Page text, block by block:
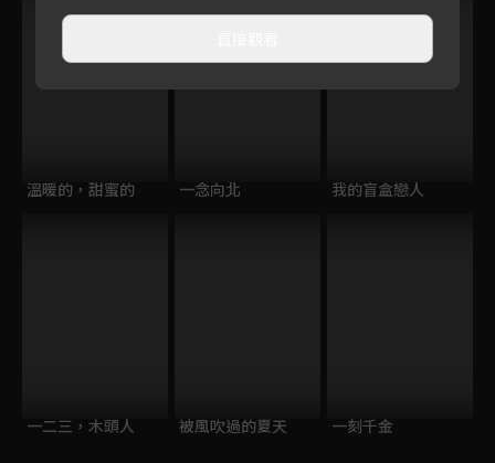
溫暖的，甜蜜的 一念向北 我的盲盒戀人
一二三，木頭人 被風吹過的夏天 一刻千金